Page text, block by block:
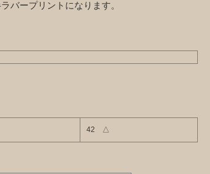
バープリントになります。
42 △